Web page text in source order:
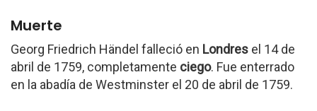
Muerte
Georg Friedrich Händel falleció en Londres el 14 de
abril de 1759, completamente ciego. Fue enterrado
en la abadía de Westminster el 20 de abril de 1759.